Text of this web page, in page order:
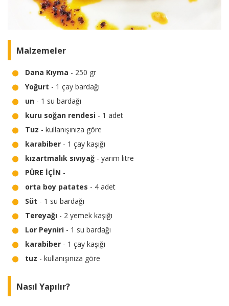
Malzemeler
Dana Kıyma - 250 gr
Yoğurt - 1 çay bardağı
un - 1 su bardağı
kuru soğan rendesi - 1 adet
Tuz - kullanışınıza göre
karabiber - 1 çay kaşığı
kızartmalık sıvıyağ - yarım litre
PÜRE İÇİN -
orta boy patates - 4 adet
Süt - 1 su bardağı
Tereyağı - 2 yemek kaşığı
Lor Peyniri - 1 su bardağı
karabiber - 1 çay kaşığı
tuz - kullanışınıza göre
Nasıl Yapılır?